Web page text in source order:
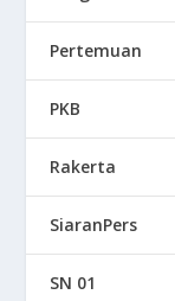
Pertemuan
PKB
Rakerta
SiaranPers
SN 01